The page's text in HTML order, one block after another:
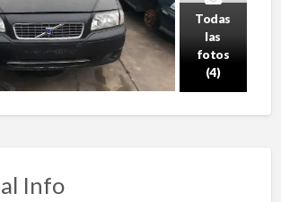
Todas
las
fotos
(4)
Info